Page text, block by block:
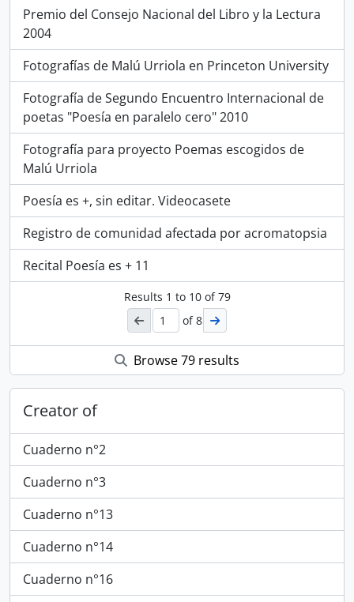
Premio del Consejo Nacional del Libro y la Lectura
2004
Fotografías de Malú Urriola en Princeton University
Fotografía de Segundo Encuentro Internacional de
poetas "Poesía en paralelo cero" 2010
Fotografía para proyecto Poemas escogidos de
Malú Urriola
Poesía es +, sin editar. Videocasete
Registro de comunidad afectada por acromatopsia
Recital Poesía es + 11
Results 1 to 10of 79
of 8
Browse 79 results
Creator of
Cuaderno n°2
Cuaderno n°3
Cuaderno n°13
Cuaderno n°14
Cuaderno n°16